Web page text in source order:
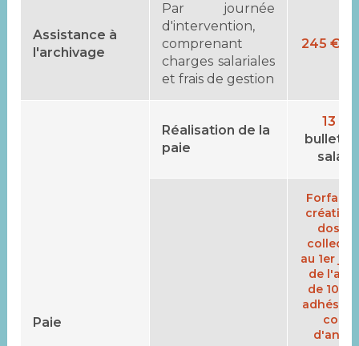
Assistance à
l'archivage
Par journée
d'intervention,
comprenant
charges salariales
et frais de gestion
245 €
Paie
Réalisation de la
paie
13 €
bulletin
Forfait
création
au 1er
de
de 100
cours